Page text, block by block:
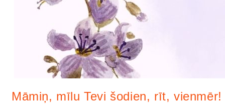
Māmiņ, mīlu Tevi šodien, rīt, vienmēr!